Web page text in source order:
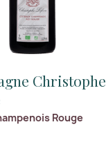
Christophe
Rouge